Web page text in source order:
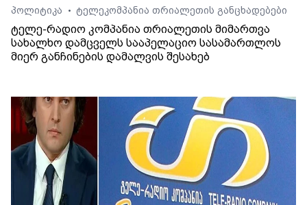
პოლიტიკა
• ტელეკომპანია თრიალეთის განცხადებები
ტელე-რადიო კომპანია თრიალეთის მიმართვა
სახალხო დამცველს სააპელაციო სასამართლოს
მიერ განჩინების დამალვის შესახებ